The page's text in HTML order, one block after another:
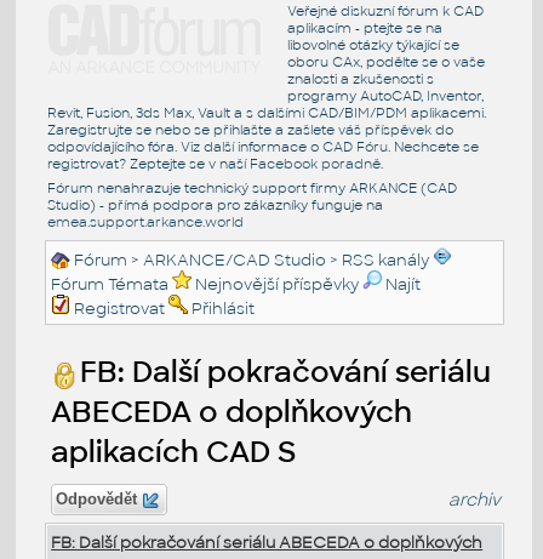
Veřejné diskuzní fórum k CAD
aplikacím - ptejte se na
libovolné otázky týkající se
oboru CAx, podělte se o vaše
znalosti a zkušenosti s
programy AutoCAD, Inventor,
Revit, Fusion, 3ds Max, Vault a s dalšími CAD/BIM/PDM aplikacemi.
Zaregistrujte se nebo se přihlašte a zašlete váš příspěvek do
odpovídajícího fóra. Viz další informace o CAD Fóru. Nechcete se
registrovat? Zeptejte se v naší Facebook poradně.
Fórum nenahrazuje technický support firmy ARKANCE (CAD
Studio) - přímá podpora pro zákazníky funguje na
emea.support.arkance.world
Fórum >ARKANCE/CAD Studio > RSS kanály
Fórum Témata
Nejnovější příspěvky
Najít
Registrovat
Přihlásit
FB: Další pokračování seriálu
ABECEDA o doplňkových
aplikacích CAD S
Odpovědět archiv
FB: Další pokračování seriálu ABECEDA o doplňkových